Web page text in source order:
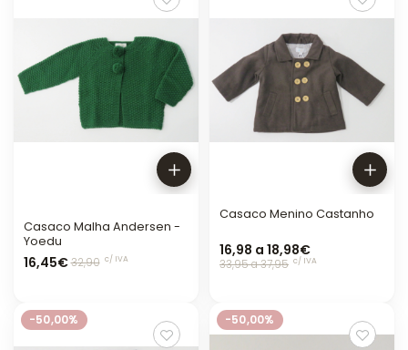
Casaco Malha Andersen -
Yoedu
16,45€32,90 c/ IVA
Casaco Menino Castanho
16,98 a 18,98€
33,95 a 37,95 c/ IVA
-50,00% -50,00%